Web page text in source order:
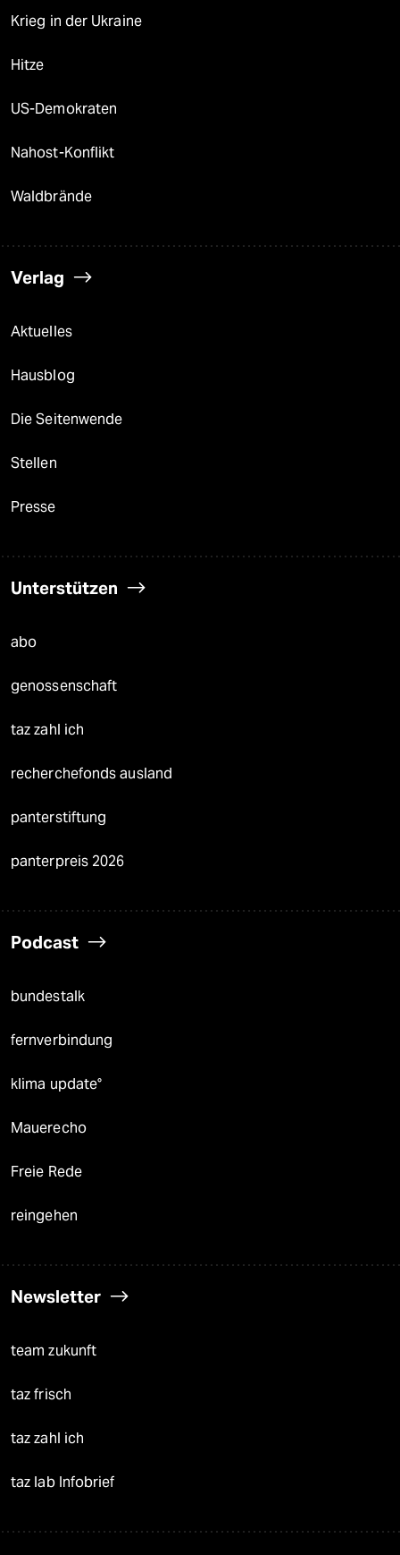
Krieg in der Ukraine
Hitze
US-Demokraten
Nahost-Konflikt
Waldbrände
Verlag
Aktuelles
Hausblog
Die Seitenwende
Stellen
Presse
Unterstützen
abo
genossenschaft
taz zahl ich
recherchefonds ausland
panterstiftung
panterpreis 2026
Podcast
bundestalk
fernverbindung
klima update°
Mauerecho
Freie Rede
reingehen
Newsletter
team zukunft
taz frisch
taz zahl ich
taz lab Infobrief